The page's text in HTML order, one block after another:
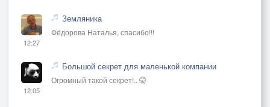
12:27
Земляника
Фёдорова Наталья, спасибо!!!
12:05
Большой секрет для маленькой компании
Огромный такой секрет!.. 🤫